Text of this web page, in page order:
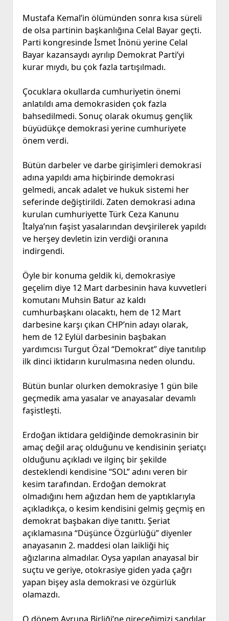
Mustafa Kemal’in ölümünden sonra kısa süreli
de olsa partinin başkanlığına Celal Bayar geçti.
Parti kongresinde İsmet İnönü yerine Celal
Bayar kazansaydı ayrılıp Demokrat Parti’yi
kurar mıydı, bu çok fazla tartışılmadı.
Çocuklara okullarda cumhuriyetin önemi
anlatıldı ama demokrasiden çok fazla
bahsedilmedi. Sonuç olarak okumuş gençlik
büyüdükçe demokrasi yerine cumhuriyete
önem verdi.
Bütün darbeler ve darbe girişimleri demokrasi
adına yapıldı ama hiçbirinde demokrasi
gelmedi, ancak adalet ve hukuk sistemi her
seferinde değiştirildi. Zaten demokrasi adına
kurulan cumhuriyette Türk Ceza Kanunu
İtalya’nın faşist yasalarından devşirilerek yapıldı
ve herşey devletin izin verdiği oranına
indirgendi.
Öyle bir konuma geldik ki, demokrasiye
geçelim diye 12 Mart darbesinin hava kuvvetleri
komutanı Muhsin Batur az kaldı
cumhurbaşkanı olacaktı, hem de 12 Mart
darbesine karşı çıkan CHP’nin adayı olarak,
hem de 12 Eylül darbesinin başbakan
yardımcısı Turgut Özal “Demokrat” diye tanıtılıp
ilk dinci iktidarın kurulmasına neden olundu.
Bütün bunlar olurken demokrasiye 1 gün bile
geçmedik ama yasalar ve anayasalar devamlı
faşistleşti.
Erdoğan iktidara geldiğinde demokrasinin bir
amaç değil araç olduğunu ve kendisinin şeriatçı
olduğunu açıkladı ve ilginç bir şekilde
desteklendi kendisine “SOL” adını veren bir
kesim tarafından. Erdoğan demokrat
olmadığını hem ağızdan hem de yaptıklarıyla
açıkladıkça, o kesim kendisini gelmiş geçmiş en
demokrat başbakan diye tanıttı. Şeriat
açıklamasına “Düşünce Özgürlüğü” diyenler
anayasanın 2. maddesi olan laikliği hiç
ağızlarına almadılar. Oysa yapılan anayasal bir
suçtu ve geriye, otokrasiye giden yada çağrı
yapan bişey asla demokrasi ve özgürlük
olamazdı.